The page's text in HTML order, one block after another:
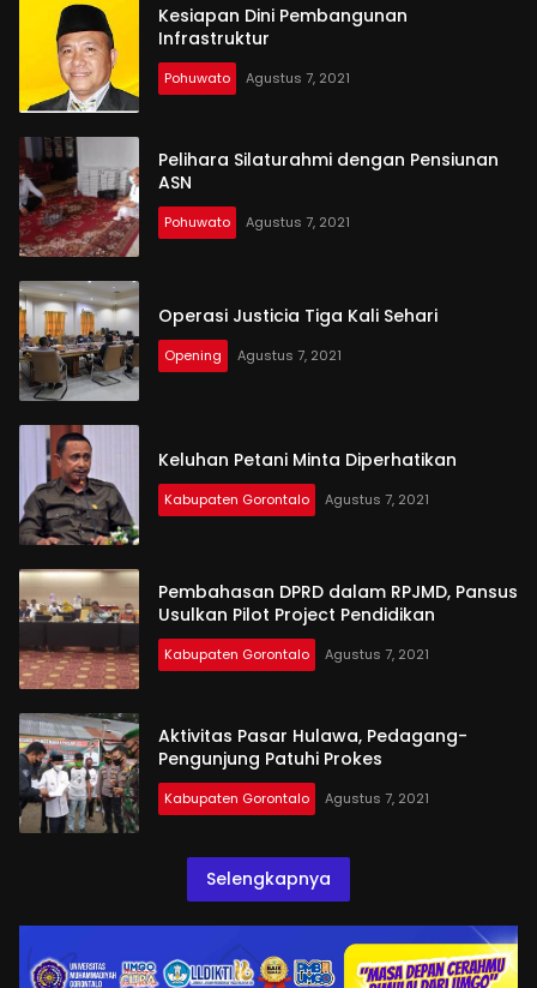
Kesiapan Dini Pembangunan
Infrastruktur
Pohuwato Agustus 7, 2021
Pelihara Silaturahmi dengan Pensiunan
ASN
Pohuwato Agustus 7, 2021
Operasi Justicia Tiga Kali Sehari
Opening Agustus 7, 2021
Keluhan Petani Minta Diperhatikan
Kabupaten Gorontalo Agustus 7, 2021
Pembahasan DPRD dalam RPJMD, Pansus
Usulkan Pilot Project Pendidikan
Kabupaten Gorontalo Agustus 7, 2021
Aktivitas Pasar Hulawa, Pedagang-
Pengunjung Patuhi Prokes
Kabupaten Gorontalo Agustus 7, 2021
Selengkapnya